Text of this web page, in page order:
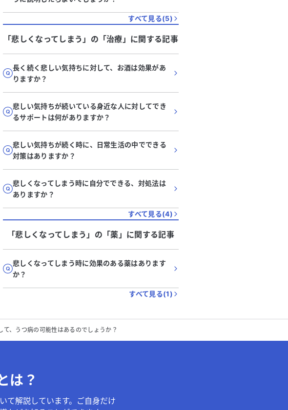
すべて見る(5)
「悲しくなってしまう」 の「治療 」に関する記事
長く続く悲しい気持ちに対して、お酒は効果があ
りますか？
悲しい気持ちが続いている身近な人に対してでき
るサポートは何がありますか？
悲しい気持ちが続く時に、日常生活の中でできる
対策はありますか？
悲しくなってしまう時に自分でできる、対処法は
ありますか？
すべて見る(4)
「悲しくなってしまう」 の「薬 」に関する記事
悲しくなってしまう時に効果のある薬はあります
か？
すべて見る(1)
て、うつ病の可能性はあるのでしょうか？
は？
て解説しています。ご自身だけ